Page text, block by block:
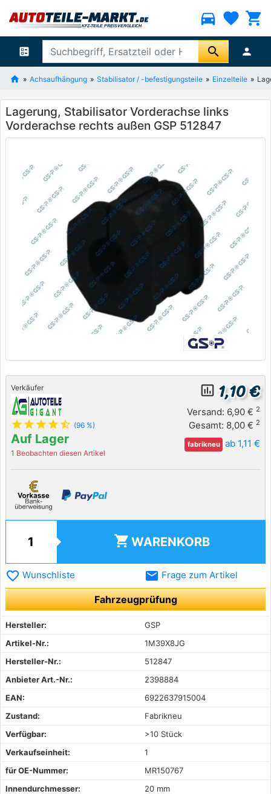
directions_car favorite shopping_cart
ballot search person
Achsaufhängung Stabilisator / -befestigungsteile Einzelteile
Lagerung, Stabilisator Vorderachse links
Vorderachse rechts außen GSP 512847
Verkäufer
star star star star star_half (96 %)
Auf Lager
1 Beobachten diesen Artikel
insert_chart_outlined 1,10 €
Versand: 6,90 € 2
Gesamt: 8,00 € 2
fabrikneu ab 1,11 €
shopping_cart WARENKORB
favorite_border Wunschliste email Frage zum Artikel
Fahrzeugprüfung
Hersteller:
GSP
Artikel-Nr.:
1M39X8JG
Hersteller-Nr.:
512847
Anbieter Art.-Nr.:
2398884
EAN:
6922637915004
Zustand:
Fabrikneu
Verfügbar:
>10 Stück
Verkaufseinheit:
1
für OE-Nummer:
MR150767
Innendurchmesser:
20 mm